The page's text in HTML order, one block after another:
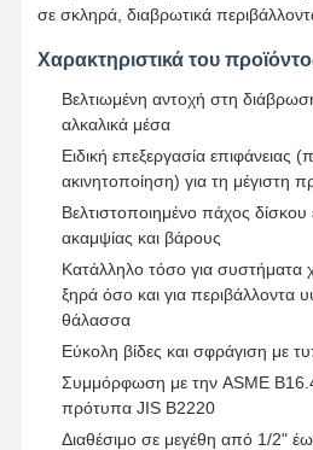
σε σκληρά, διαβρωτικά
Χαρακτηριστικά του
Βελτιωμένη αντοχή στη
αλκαλικά μέσα
Ειδική επεξεργασία
ακινητοποίηση) για τη μέγιστη
Βελτιστοποιημένο πάχος
ακαμψίας και βάρους
Κατάλληλο τόσο για συστήματα
ξηρά όσο και για περιβάλλοντα
θάλασσα
Εύκολη βίδες και σφράγιση με
Συμμόρφωση με την ASME
πρότυπα JIS B2220
Διαθέσιμο σε μεγέθη από 1/2"